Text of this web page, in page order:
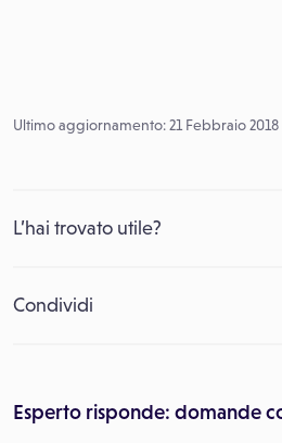
Ultimo aggiornamento: 21 Febbraio 2018
L’hai trovato utile?
Condividi
Esperto risponde: domande